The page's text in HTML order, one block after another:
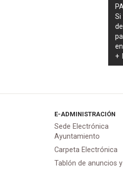
+
E-ADMINISTRACIÓN
Sede Electrónica
Ayuntamiento
Carpeta Electrónica
Tablón de anuncios y